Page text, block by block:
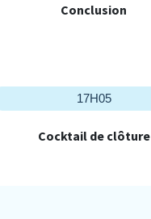
Conclusion
17H05
Cocktail de clôture